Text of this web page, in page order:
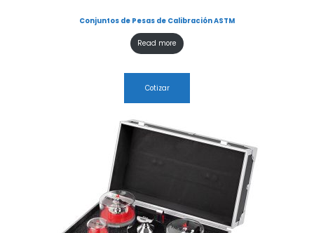
Conjuntos de Pesas de Calibración ASTM
Read more
Cotizar